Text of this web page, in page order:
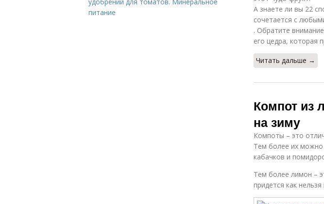
А знаете ли вы 22
сочетается с
. Обратите
его цедра, которая
Читать дальше →
Компот из
на зиму
Компоты – это
Тем более их можно
кабачков и
Тем более лимон –
придется как
питание